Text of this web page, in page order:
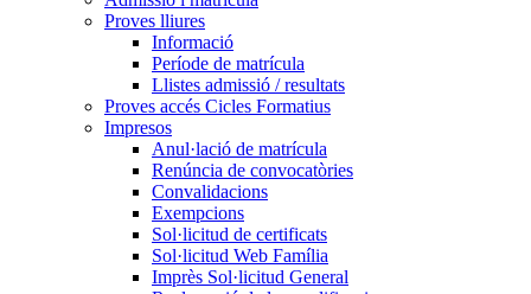
Proves lliures
Informació
Període de matrícula
Llistes admissió / resultats
Proves accés Cicles Formatius
Impresos
Anul·lació de matrícula
Renúncia de convocatòries
Convalidacions
Exempcions
Sol·licitud de certificats
Sol·licitud Web Família
Imprès Sol·licitud General